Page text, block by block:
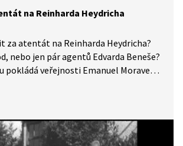
na Reinharda Heydricha
za atentát na Reinharda Heydricha?
nebo jen pár agentů Edvarda Beneše?
pokládá veřejnosti Emanuel Moravec
prvních obětí odplaty.